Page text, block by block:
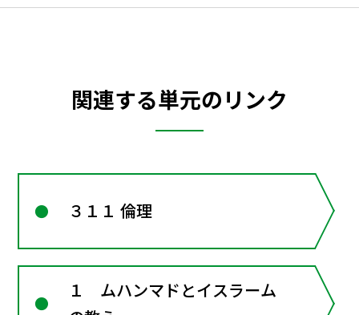
関連する単元のリンク
３１１ 倫理
１ ムハンマドとイスラーム